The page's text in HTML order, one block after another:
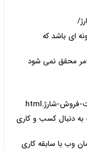
ای باشد که
محقق نمی شود
دنبال کسب و کاری
وب با سابقه کاری